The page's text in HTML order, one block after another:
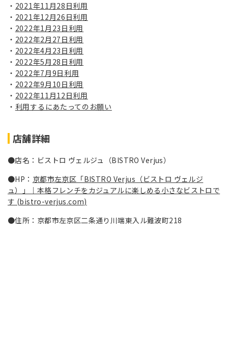
2021年11月28日利用
2021年12月26日利用
2022年1月23日利用
2022年2月27日利用
2022年4月23日利用
2022年5月28日利用
2022年7月9日利用
2022年9月10日利用
2022年11月12日利用
利用するにあたってのお願い
店舗詳細
●店名：ビストロ ヴェルジュ（BISTRO Verjus）
●HP： 京都市左京区「BISTRO Verjus（ビストロ ヴェルジ
ュ）」｜本格フレンチをカジュアルに楽しめる小さなビストロで
す (bistro-verjus.com)
●住所：京都市左京区二条通り川端東入ル難波町218